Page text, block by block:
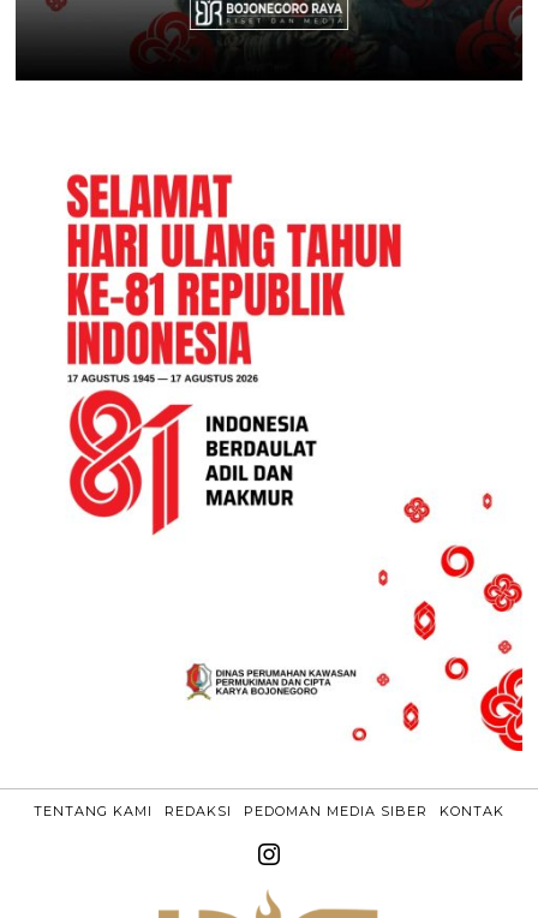
TENTANG KAMI REDAKSI PEDOMAN MEDIA SIBER KONTAK